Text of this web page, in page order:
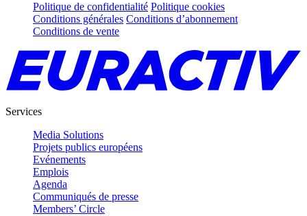
Politique de confidentialité Politique cookies
Conditions générales Conditions d’abonnement
Conditions de vente
Services
Media Solutions
Projets publics européens
Evénements
Emplois
Agenda
Communiqués de presse
Members’ Circle